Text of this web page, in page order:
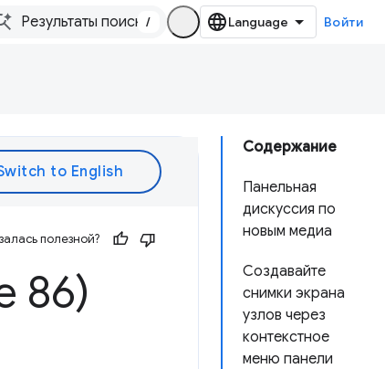
/ Войти
Содержание
Панельная
дискуссия по
новым медиа
Создавайте
снимки экрана
узлов через
контекстное
меню панели
полезной?
86)